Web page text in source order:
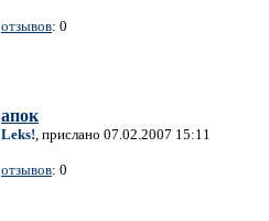
отзывов: 0
апок
Leks!, прислано 07.02.2007 15:11
отзывов: 0